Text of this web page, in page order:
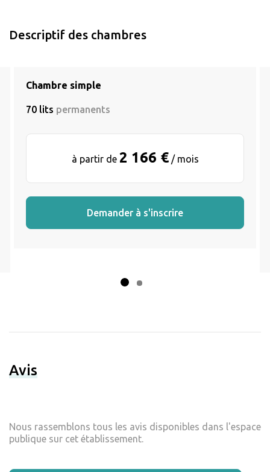
Descriptif des chambres
Chambre simple
70 lits permanents
à partir de 2 166 €/ mois
Demander à s'inscrire
Avis
Nous rassemblons tous les avis disponibles dans l'espace
publique sur cet établissement.